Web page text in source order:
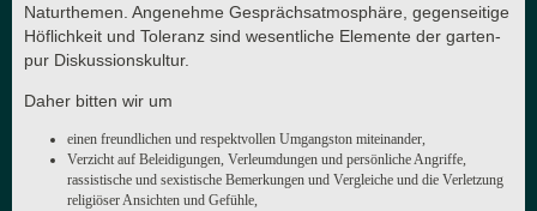
Naturthemen. Angenehme Gesprächsatmosphäre, gegenseitige
Höflichkeit und Toleranz sind wesentliche Elemente der garten-
pur Diskussionskultur.
Daher bitten wir um
einen freundlichen und respektvollen Umgangston miteinander,
Verzicht auf Beleidigungen, Verleumdungen und persönliche Angriffe,
rassistische und sexistische Bemerkungen und Vergleiche und die Verletzung
religiöser Ansichten und Gefühle,